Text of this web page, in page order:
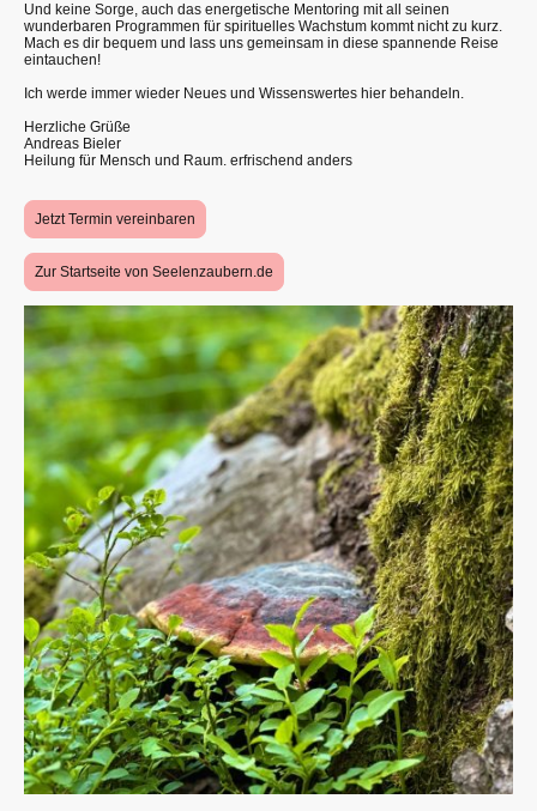
Und keine Sorge, auch das energetische Mentoring mit all seinen
wunderbaren Programmen für spirituelles Wachstum kommt nicht zu kurz.
Mach es dir bequem und lass uns gemeinsam in diese spannende Reise
eintauchen!
Ich werde immer wieder Neues und Wissenswertes hier behandeln.
Herzliche Grüße
Andreas Bieler
Heilung für Mensch und Raum. erfrischend anders
Jetzt Termin vereinbaren
Zur Startseite von Seelenzaubern.de